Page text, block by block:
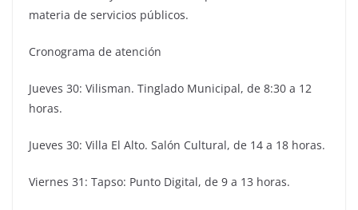
materia de servicios públicos.
Cronograma de atención
Jueves 30: Vilisman. Tinglado Municipal, de 8:30 a 12
horas.
Jueves 30: Villa El Alto. Salón Cultural, de 14 a 18 horas.
Viernes 31: Tapso: Punto Digital, de 9 a 13 horas.